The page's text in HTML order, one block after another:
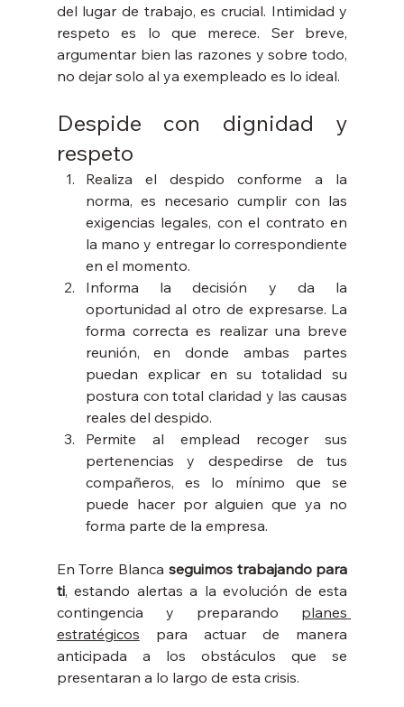
del lugar de trabajo, es crucial. Intimidad y
respeto es lo que merece. Ser breve,
argumentar bien las razones y sobre todo,
no dejar solo al ya exempleado es lo ideal.
Despide con dignidad y
respeto
Realiza el despido conforme a la
norma, es necesario cumplir con las
exigencias legales, con el contrato en
la mano y entregar lo correspondiente
en el momento.
Informa la decisión y da la
oportunidad al otro de expresarse. La
forma correcta es realizar una breve
reunión, en donde ambas partes
puedan explicar en su totalidad su
postura con total claridad y las causas
reales del despido.
Permite al emplead recoger sus
pertenencias y despedirse de tus
compañeros, es lo mínimo que se
puede hacer por alguien que ya no
forma parte de la empresa.
En Torre Blanca seguimos trabajando para
ti, estando alertas a la evolución de esta
contingencia y preparando planes
estratégicos para actuar de manera
anticipada a los obstáculos que se
presentaran a lo largo de esta crisis.